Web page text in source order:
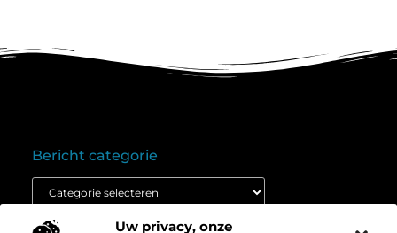
Uw privacy, onze
Bericht categorie